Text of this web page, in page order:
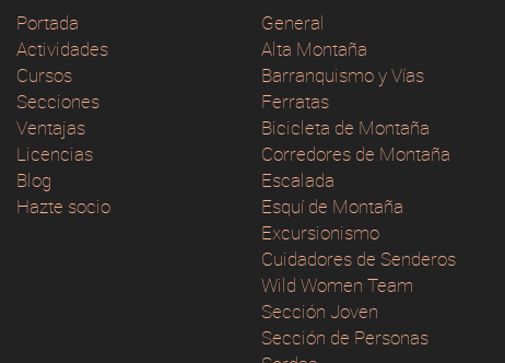
Portada
Actividades
Cursos
Secciones
Ventajas
Licencias
Blog
Hazte socio
General
Alta Montaña
Barranquismo y Vías
Ferratas
Bicicleta de Montaña
Corredores de Montaña
Escalada
Esquí de Montaña
Excursionismo
Cuidadores de Senderos
Wild Women Team
Sección Joven
Sección de Personas